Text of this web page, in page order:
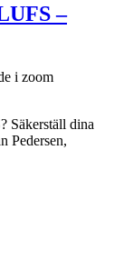
–
i zoom
Säkerställ dina
Pedersen,